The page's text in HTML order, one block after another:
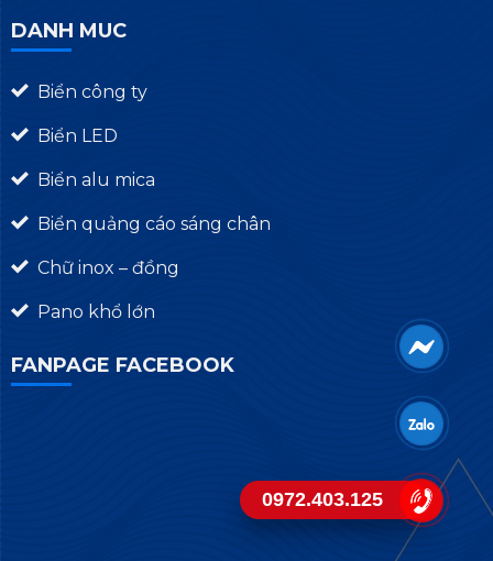
DANH MUC
Biển công ty
Biển LED
Biển alu mica
Biển quảng cáo sáng chân
Chữ inox – đồng
Pano khổ lớn
FANPAGE FACEBOOK
0972.403.125